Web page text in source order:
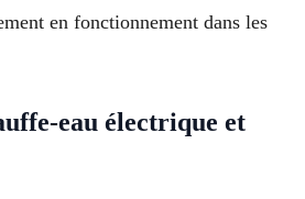
en fonctionnement dans les
eau électrique et